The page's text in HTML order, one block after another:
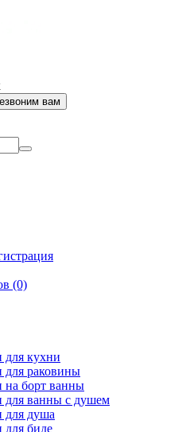
вам
(0)
для кухни
для раковины
на борт ванны
для ванны с душем
для душа
для биде